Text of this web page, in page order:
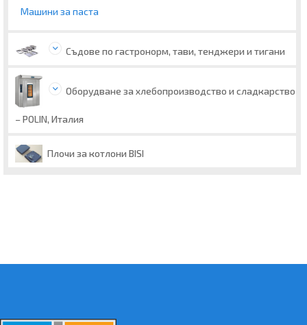
Машини за паста
Съдове по гастронорм, тави, тенджери и тигани
Оборудване за хлебопроизводство и сладкарство
– POLIN, Италия
Плочи за котлони BISI